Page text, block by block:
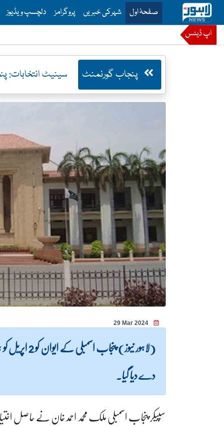
صفحۂ اولis the main menu for Lahore News
شہرکی خبریں پروگرامز دلچسپ ویڈیوز
اپ ڈیٹس
پنجاب گورنمنٹ سینیٹ انتخابات: پنجاب اسمبلی
29 Mar 2024
(لاہور
دے دیا گیا۔
سپیکر پنجاب اسمبلی ملک محمد احمد خان نے حاصل